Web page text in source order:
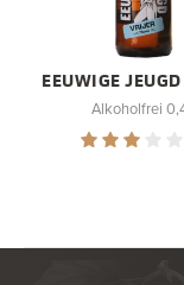
EEUWIGE
Alkoholfrei